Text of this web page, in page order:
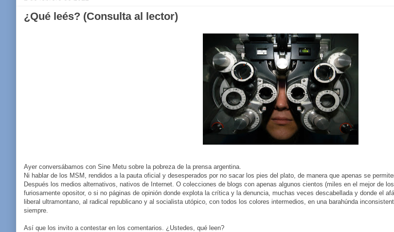
¿Qué leés? (Consulta al lector)
Ayer conversábamos con Sine Metu sobre la pobreza de la prensa argentina.
Ni hablar de los MSM, rendidos a la pauta oficial y desesperados por no sacar los pies del plato, de manera que apenas se
Después los medios alternativos, nativos de Internet. O colecciones de blogs con apenas algunos cientos (miles en el mejor de
furiosamente opositor, o si no páginas de opinión donde explota la crítica y la denuncia, muchas veces descabellada y donde el
liberal ultramontano, al radical republicano y al socialista utópico, con todos los colores intermedios, en una barahúnda
siempre.
Así que los invito a contestar en los comentarios. ¿Ustedes, qué leen?